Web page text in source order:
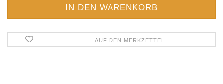
AUF DEN MERKZETTEL